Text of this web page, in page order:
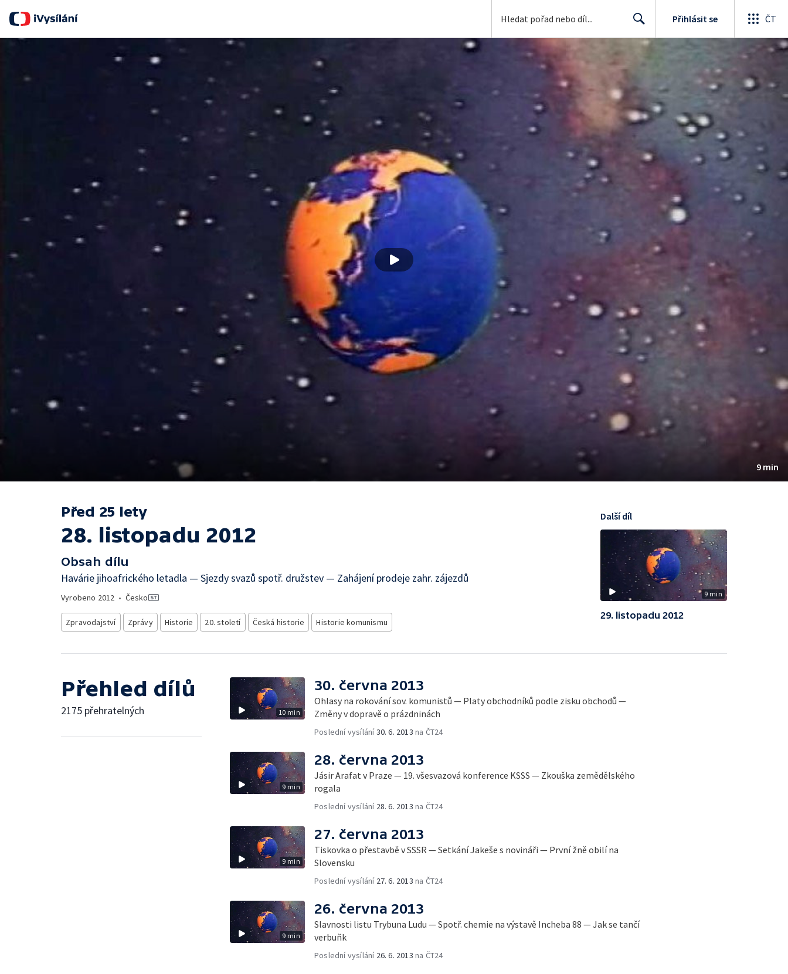
Search
Přihlásit se ČT
9 min
Před 25 lety
28. listopadu 2012
Obsah dílu
Havárie jihoafrického letadla — Sjezdy svazů spotř. družstev — Zahájení prodeje zahr. zájezdů
Vyrobeno 2012 • Česko
Zpravodajství Zprávy Historie 20. století Česká historie Historie komunismu
9 min
Další díl
29. listopadu 2012
Přehled dílů
2175 přehratelných 10 min
30. června 2013
Ohlasy na rokování sov. komunistů — Platy obchodníků podle zisku obchodů —
Změny v dopravě o prázdninách
Poslední vysílání30. 6. 2013 na ČT24
9 min
28. června 2013
Jásir Arafat v Praze — 19. všesvazová konference KSSS — Zkouška zemědělského
rogala
Poslední vysílání 28. 6. 2013 na ČT24
9 min
27. června 2013
Tiskovka o přestavbě v SSSR — Setkání Jakeše s novináři — První žně obilí na
Slovensku
Poslední vysílání 27. 6. 2013 na ČT24
9 min
26. června 2013
Slavnosti listu Trybuna Ludu — Spotř. chemie na výstavě Incheba 88 — Jak se tančí
verbuňk
Poslední vysílání 26. 6. 2013 na ČT24